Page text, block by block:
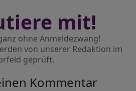
mit!
ohne Anmeldezwang!
von unserer Redaktion im
geprüft.
Kommentar